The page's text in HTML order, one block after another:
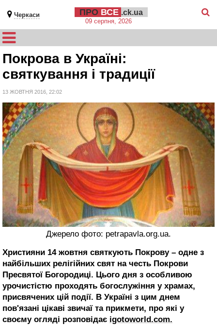
Черкаси ПРО ВСЕ .ck.ua
09 серпня, 2026
Покрова в Україні:
святкування і традиції
13 ЖОВТНЯ 2016, 22:02
Джерело фото: petrapavla.org.ua.
Християни 14 жовтня святкують Покрову – одне з
найбільших релігійних свят на честь Покрови
Пресвятої Богородиці. Цього дня з особливою
урочистістю проходять богослужіння у храмах,
присвячених цій події. В Україні з цим днем
пов'язані цікаві звичаї та прикмети, про які у
своєму огляді розповідає igotoworld.com.